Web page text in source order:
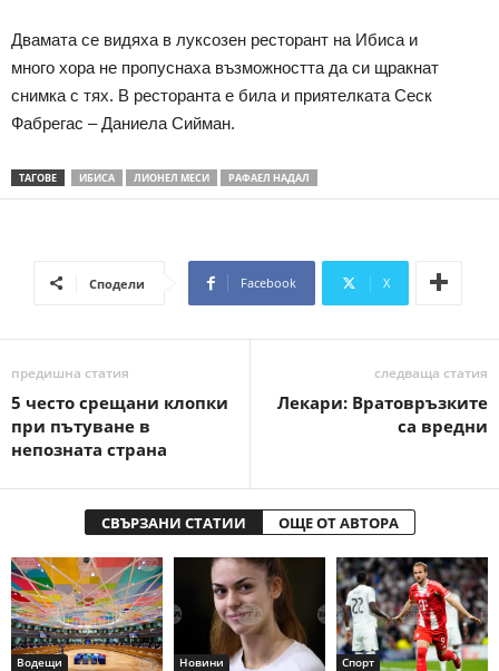
Двамата се видяха в луксозен ресторант на Ибиса и
много хора не пропуснаха възможността да си щракнат
снимка с тях. В ресторанта е била и приятелката Сеск
Фабрегас – Даниела Сийман.
ТАГОВЕ ИБИСА ЛИОНЕЛ МЕСИ РАФАЕЛ НАДАЛ
Сподели Facebook X
предишна статия
5 често срещани клопки
при пътуване в
непозната страна
следваща статия
Лекари: Вратовръзките
са вредни
СВЪРЗАНИ СТАТИИ ОЩЕ ОТ АВТОРА
Водещи Новини Спорт